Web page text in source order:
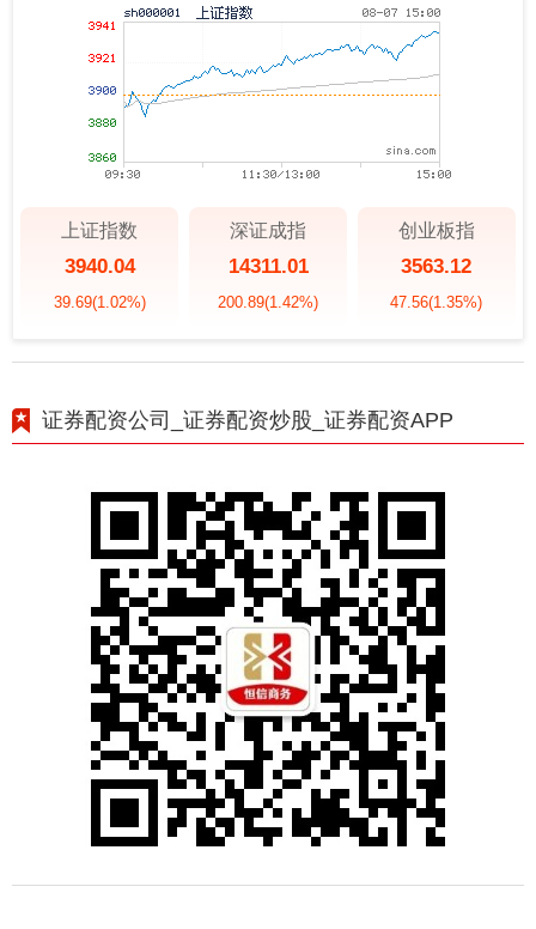
上证指数
3940.04
39.69(1.02%)
深证成指
14311.01
200.89(1.42%)
创业板指
3563.12
47.56(1.35%)
证券配资公司_证券配资炒股_证券配资APP